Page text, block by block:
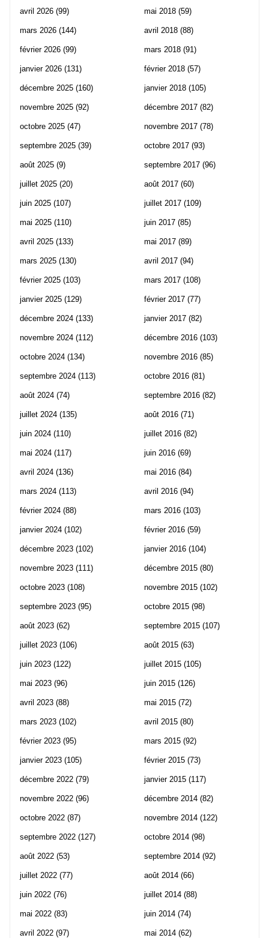
avril 2026 (99)
mars 2026 (144)
février 2026 (99)
janvier 2026 (131)
décembre 2025 (160)
novembre 2025 (92)
octobre 2025 (47)
septembre 2025 (39)
août 2025 (9)
juillet 2025 (20)
juin 2025 (107)
mai 2025 (110)
avril 2025 (133)
mars 2025 (130)
février 2025 (103)
janvier 2025 (129)
décembre 2024 (133)
novembre 2024 (112)
octobre 2024 (134)
septembre 2024 (113)
août 2024 (74)
juillet 2024 (135)
juin 2024 (110)
mai 2024 (117)
avril 2024 (136)
mars 2024 (113)
février 2024 (88)
janvier 2024 (102)
décembre 2023 (102)
novembre 2023 (111)
octobre 2023 (108)
septembre 2023 (95)
août 2023 (62)
juillet 2023 (106)
juin 2023 (122)
mai 2023 (96)
avril 2023 (88)
mars 2023 (102)
février 2023 (95)
janvier 2023 (105)
décembre 2022 (79)
novembre 2022 (96)
octobre 2022 (87)
septembre 2022 (127)
août 2022 (53)
juillet 2022 (77)
juin 2022 (76)
mai 2022 (83)
avril 2022 (97)
mai 2018 (59)
avril 2018 (88)
mars 2018 (91)
février 2018 (57)
janvier 2018 (105)
décembre 2017 (82)
novembre 2017 (78)
octobre 2017 (93)
septembre 2017 (96)
août 2017 (60)
juillet 2017 (109)
juin 2017 (85)
mai 2017 (89)
avril 2017 (94)
mars 2017 (108)
février 2017 (77)
janvier 2017 (82)
décembre 2016 (103)
novembre 2016 (85)
octobre 2016 (81)
septembre 2016 (82)
août 2016 (71)
juillet 2016 (82)
juin 2016 (69)
mai 2016 (84)
avril 2016 (94)
mars 2016 (103)
février 2016 (59)
janvier 2016 (104)
décembre 2015 (80)
novembre 2015 (102)
octobre 2015 (98)
septembre 2015 (107)
août 2015 (63)
juillet 2015 (105)
juin 2015 (126)
mai 2015 (72)
avril 2015 (80)
mars 2015 (92)
février 2015 (73)
janvier 2015 (117)
décembre 2014 (82)
novembre 2014 (122)
octobre 2014 (98)
septembre 2014 (92)
août 2014 (66)
juillet 2014 (88)
juin 2014 (74)
mai 2014 (62)